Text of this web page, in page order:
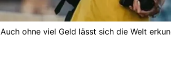
Auch ohne viel Geld lässt sich die Welt